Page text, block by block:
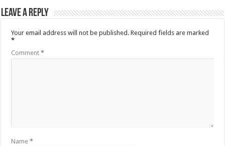
Leave a Reply
Your email address will not be published. Required fields are marked
*
Comment*
Name*